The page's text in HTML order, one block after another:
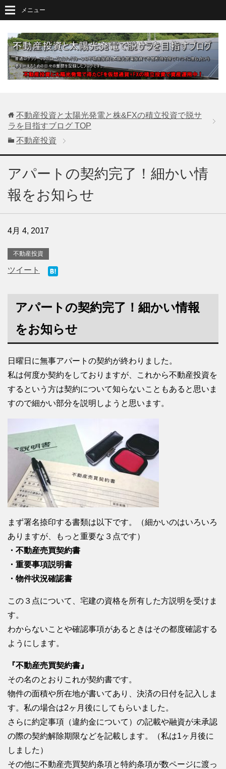
メニュー
不動産投資と太陽光発電と株&FXの積立投資で脱サ
ラを目指すブログ TOP
不動産投資
アパートの契約完了！細かい情
報をお知らせ
4月 4, 2017
不動産投資
ツイート
アパートの契約完了！細かい情報
をお知らせ
日曜日に無事アパートの契約が終わりました。
私は何度か契約をしておりますが、これから不動産投資を
するという方は契約について知らないこともあると思いま
すので細かい部分を説明しようと思います。
まず署名捺印する書類は以下です。（細かいのはいろいろ
ありますが、もっと重要な３点です）
・不動産売買契約書
・重要事項説明書
・物件状況確認書
この３点について、宅建の資格を所有した方説明を受けま
す。
わからないことや確認事項があるときはその都度確認する
ようにします。
『不動産売買契約書』
その名のとおりこれが契約書です。
物件の面積や所在地が書いてあり、決済の日付を記入しま
す。私の場合は2ヶ月後にしてもらいました。
さらに約定事項（違約金について）の記載や融資が未承認
の際の契約解除期限などを記載します。（私は1ヶ月後に
しました）
その他に不動産売買契約条項と特約条項が数ページに渡っ